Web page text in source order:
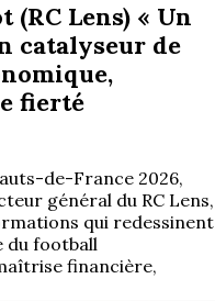
Lens) « Un
catalyseur de
fierté
de-France 2026,
général du RC Lens,
qui redessinent
du football
financière,